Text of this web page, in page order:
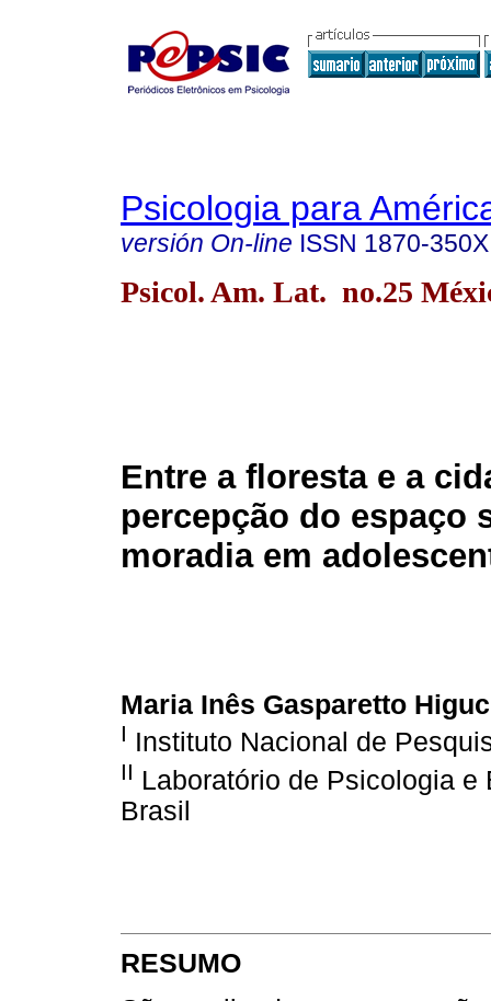
Psicologia para
versión On-line ISSN 1870-350X
Psicol. Am. Lat. no.25
Entre a floresta e a
percepção do espaço
moradia em
Maria Inês Gasparetto
I Instituto Nacional de
II Laboratório de Psicologia
Brasil
RESUMO